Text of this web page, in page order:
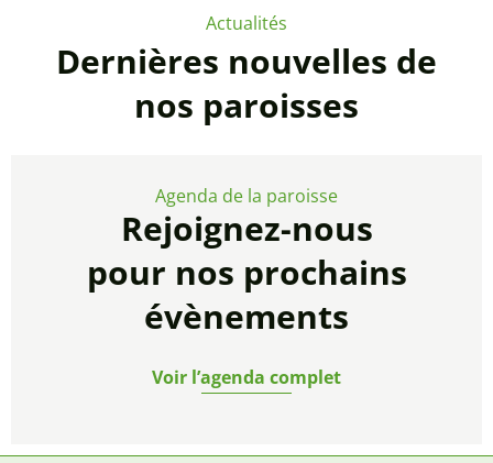
Actualités
Dernières nouvelles de
nos paroisses
Agenda de la paroisse
Rejoignez-nous
pour nos prochains
évènements
Voir l’agenda complet